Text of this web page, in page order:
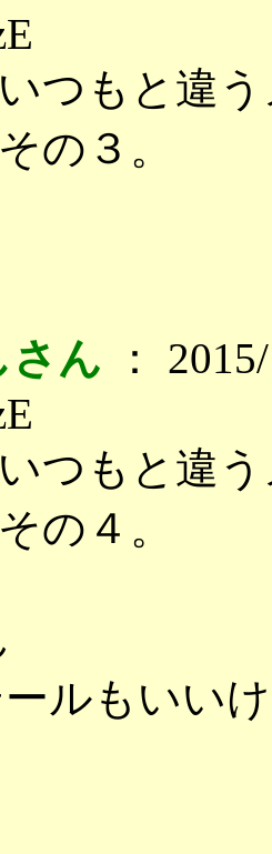
いつもと違
その３。
さん ：
いつもと違
その４。
ルもいい